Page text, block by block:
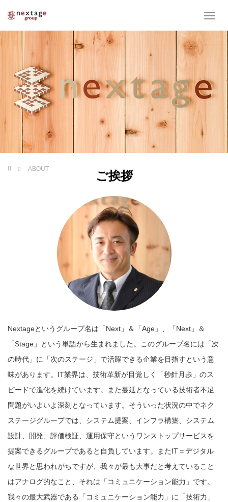
T
n
a
v
ホーム ABOUT
ご挨拶
Nextageというグループ名は「Next」＆「Age」、「Next」＆
「Stage」という単語から生まれました。このグループ名には「次
の時代」に「次のステージ」で活躍できる企業を目指すという意
味があります。IT業界は、技術革新が目覚しく「秒針月歩」のス
ピードで進化を続けています。また蔓延となっている技術者不足
問題がいよいよ深刻となっています。そういった状況の中でネク
ステージグループでは、システム提案、インフラ構築、システム
設計、開発、評価検証、運用保守というワンストップサービスを
提案できるグループであると自負しています。またIT＝デジタル
な世界と思われがちですが、我々が最も大事だと考えていること
はアナログ的なこと、それは「コミュニケーション能力」です。
我々の最大武器である「コミュニケーション能力」に「技術力」